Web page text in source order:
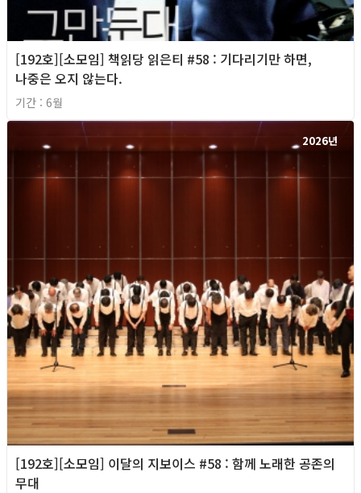
[192호][소모임] 책읽당 읽은티 #58 : 기다리기만 하면,
나중은 오지 않는다.
기간 : 6월
2026년
[192호][소모임] 이달의 지보이스 #58 : 함께 노래한 공존의
무대